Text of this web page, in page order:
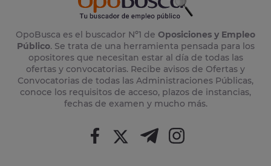
OpoBusca es el buscador Nº1 de Oposiciones y Empleo
Público. Se trata de una herramienta pensada para los
opositores que necesitan estar al día de todas las
ofertas y convocatorias. Recibe avisos de Ofertas y
Convocatorias de todas las Administraciones Públicas,
conoce los requisitos de acceso, plazos de instancias,
fechas de examen y mucho más.